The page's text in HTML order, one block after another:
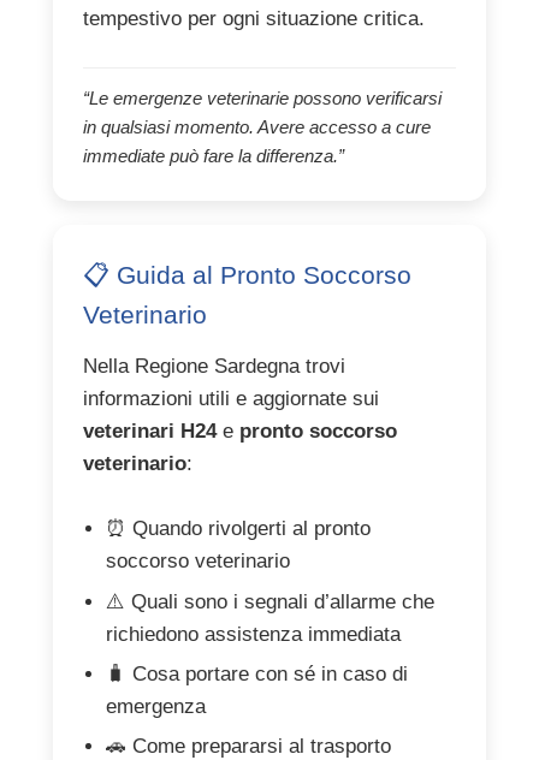
tempestivo per ogni situazione critica.
“Le emergenze veterinarie possono verificarsi
in qualsiasi momento. Avere accesso a cure
immediate può fare la differenza.”
📋 Guida al Pronto Soccorso
Veterinario
Nella Regione Sardegna trovi
informazioni utili e aggiornate sui
veterinari H24e pronto soccorso
veterinario:
⏰ Quando rivolgerti al pronto
soccorso veterinario
⚠️ Quali sono i segnali d’allarme che
richiedono assistenza immediata
🧳 Cosa portare con sé in caso di
emergenza
🚗 Come prepararsi al trasporto